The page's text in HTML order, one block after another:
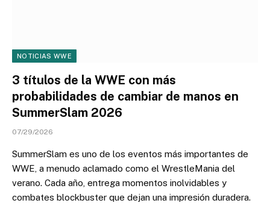
NOTICIAS WWE
3 títulos de la WWE con más
probabilidades de cambiar de manos en
SummerSlam 2026
07/29/2026
SummerSlam es uno de los eventos más importantes de
WWE, a menudo aclamado como el WrestleMania del
verano. Cada año, entrega momentos inolvidables y
combates blockbuster que dejan una impresión duradera.